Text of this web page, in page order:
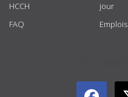
HCCH
FAQ
jour
Emplois